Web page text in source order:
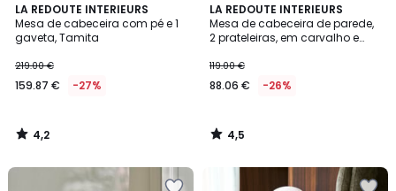
LA REDOUTE INTERIEURS
Mesa de cabeceira com pé e 1
gaveta, Tamita
219.00 €
159.87 € -27%
4,2
/ 5
4,2
/
LA REDOUTE INTERIEURS
Mesa de cabeceira de parede,
2 prateleiras, em carvalho e
119.00 €
88.06 € -26%
4,5
/ 5
4,5
/